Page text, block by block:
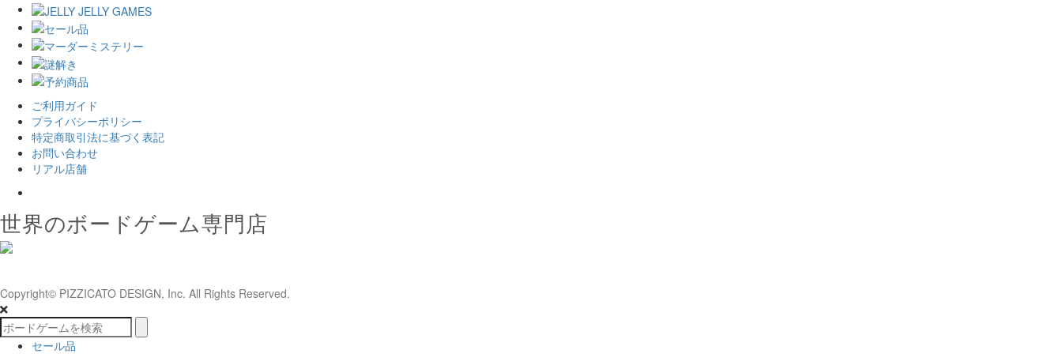
ご利用ガイド
プライバシーポリシー
特定商取引法に基づく表記
お問い合わせ
リアル店舗
世界のボードゲーム専門店
Copyright© PIZZICATO DESIGN, Inc. All Rights Reserved.
セール品